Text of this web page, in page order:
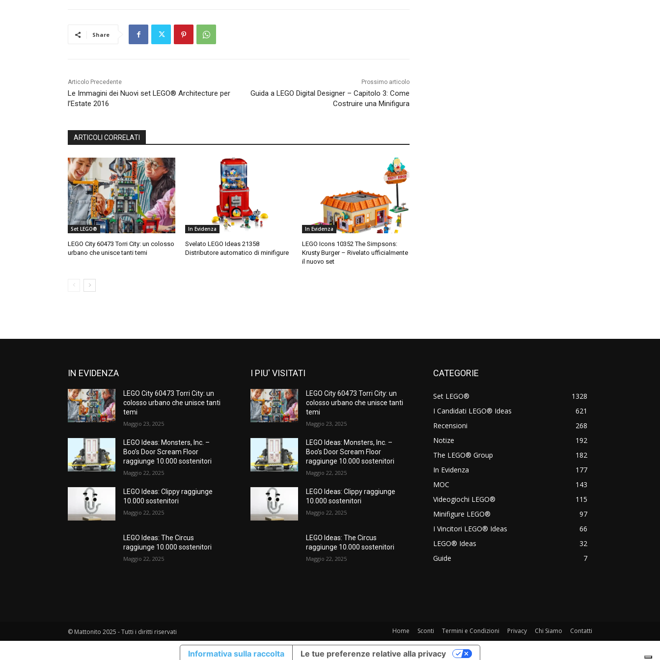
Share
Articolo Precedente
Le Immagini dei Nuovi set LEGO® Architecture per
l’Estate 2016
Prossimo articolo
Guida a LEGO Digital Designer – Capitolo 3: Come
Costruire una Minifigura
ARTICOLI CORRELATI
Set LEGO®
LEGO City 60473 Torri City: un colosso
urbano che unisce tanti temi
In Evidenza
Svelato LEGO Ideas 21358
Distributore automatico di minifigure
In Evidenza
LEGO Icons 10352 The Simpsons:
Krusty Burger – Rivelato ufficialmente
il nuovo set
IN EVIDENZA
LEGO City 60473 Torri City: un
colosso urbano che unisce tanti
temi
Maggio 23, 2025
LEGO Ideas: Monsters, Inc. –
Boo’s Door Scream Floor
raggiunge 10.000 sostenitori
Maggio 22, 2025
LEGO Ideas: Clippy raggiunge
10.000 sostenitori
Maggio 22, 2025
LEGO Ideas: The Circus
raggiunge 10.000 sostenitori
Maggio 22, 2025
I PIU' VISITATI
LEGO City 60473 Torri City: un
colosso urbano che unisce tanti
temi
Maggio 23, 2025
LEGO Ideas: Monsters, Inc. –
Boo’s Door Scream Floor
raggiunge 10.000 sostenitori
Maggio 22, 2025
LEGO Ideas: Clippy raggiunge
10.000 sostenitori
Maggio 22, 2025
LEGO Ideas: The Circus
raggiunge 10.000 sostenitori
Maggio 22, 2025
CATEGORIE
Set LEGO®
1328
I Candidati LEGO® Ideas
621
Recensioni
268
Notize
192
The LEGO® Group
182
In Evidenza
177
MOC
143
Videogiochi LEGO®
115
Minifigure LEGO®
97
I Vincitori LEGO® Ideas
66
LEGO® Ideas
32
Guide
7
© Mattonito 2025 - Tutti i diritti riservati Home Sconti Termini e Condizioni Privacy Chi Siamo Contatti
Informativa sulla raccolta Le tue preferenze relative alla privacy